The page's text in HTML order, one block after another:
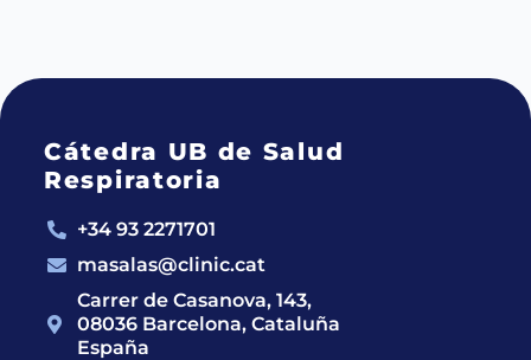
Cátedra UB de Salud
Respiratoria
+34 93 2271701
masalas@clinic.cat
Carrer de Casanova, 143,
08036 Barcelona, Cataluña
España